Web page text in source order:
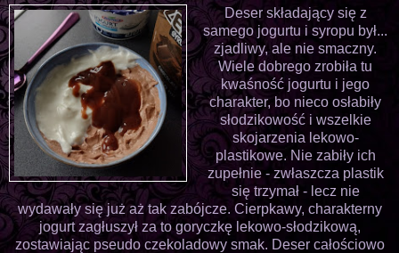
Deser składający się z
samego jogurtu i syropu był...
zjadliwy, ale nie smaczny.
Wiele dobrego zrobiła tu
kwaśność jogurtu i jego
charakter, bo nieco osłabiły
słodzikowość i wszelkie
skojarzenia lekowo-
plastikowe. Nie zabiły ich
zupełnie - zwłaszcza plastik
się trzymał - lecz nie
wydawały się już aż tak zabójcze. Cierpkawy, charakterny
jogurt zagłuszył za to goryczkę lekowo-słodzikową,
zostawiając pseudo czekoladowy smak. Deser całościowo